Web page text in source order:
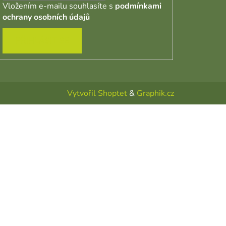
Vložením e-mailu souhlasíte s podmínkami
ochrany osobních údajů
Vytvořil Shoptet & Graphik.cz